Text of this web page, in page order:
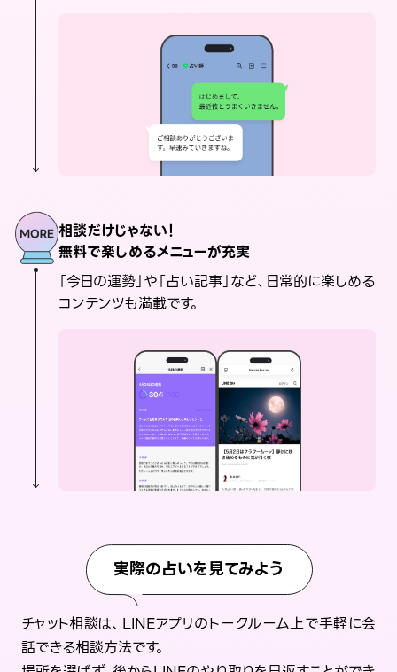
相談だけじゃない！
無料で楽しめるメニューが充実
「今日の運勢」や「占い記事」など、日常的に楽しめる
コンテンツも満載です。
実際の占いを見てみよう
チャット相談は、LINEアプリのトークルーム上で手軽に会
話できる相談方法です。